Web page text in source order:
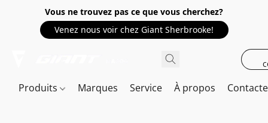
Vous ne trouvez pas ce que vous cherchez?
Venez nous voir chez Giant Sherbrooke!
Produits Marques Service À propos